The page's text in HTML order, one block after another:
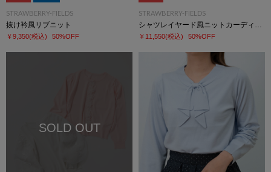
STRAWBERRY-FIELDS
抜け衿風リブニット
￥9,350(税込) 50%OFF
STRAWBERRY-FIELDS
￥11,550(税込) 50%OFF
SOLD OUT